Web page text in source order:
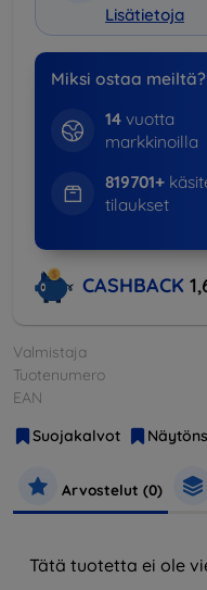
Lisätietoja
Miksi ostaa meiltä?
14vuotta
markkinoilla
819701+
tilaukset
CASHBACK
Valmistaja
Tuotenumero
EAN
Suojakalvot
Arvostelut (0)
Tätä tuotetta ei ole